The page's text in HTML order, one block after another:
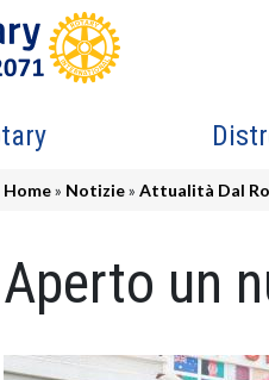
principale
principale
Briciole di pane
Home Notizie Attualità Dal
Aperto un